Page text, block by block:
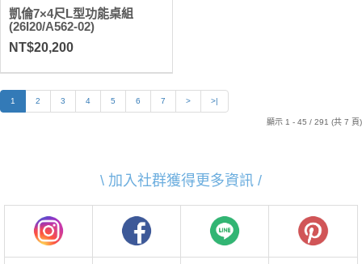
凱倫7×4尺L型功能桌組
(26I20/A562-02)
NT$20,200
1 2 3 4 5 6 7 > >|
顯示 1 - 45 / 291 (共 7 頁)
\ 加入社群獲得更多資訊 /